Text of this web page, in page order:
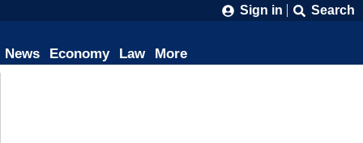
Sign in Search
News Economy Law More